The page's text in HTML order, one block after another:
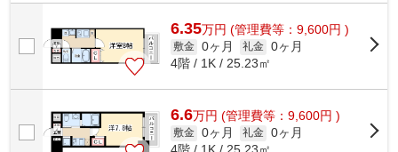
が付きにくいのでいつまでも綺麗です。...
6.35万円 (管理費等：9,600円 )
敷金 0ヶ月 礼金 0ヶ月
4階 / 1K / 25.23㎡
6.6万円 (管理費等：9,600円 )
敷金 0ヶ月 礼金 0ヶ月